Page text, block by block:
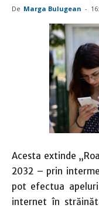
De Marga Bulugean -
Acesta extinde
2032 – prin
pot efectua
internet în